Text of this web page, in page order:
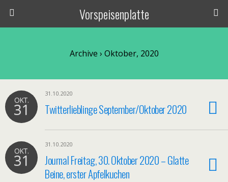
Vorspeisenplatte
Archive › Oktober, 2020
OKT.
31
31.10.2020
Twitterlieblinge September/Oktober 2020
OKT.
31
31.10.2020
Journal Freitag, 30. Oktober 2020 – Glatte
Beine, erster Apfelkuchen